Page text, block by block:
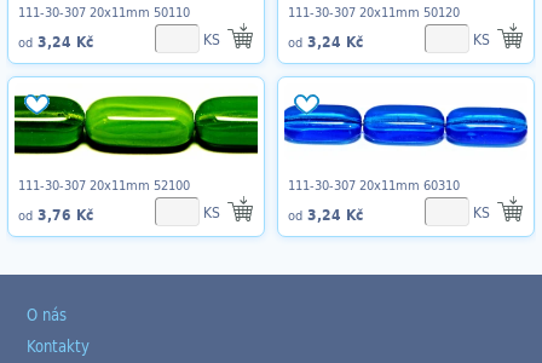
111-30-307 20x11mm 50110
od 3,24 Kč KS
111-30-307 20x11mm 50120
od 3,24 Kč KS
111-30-307 20x11mm 52100
od 3,76 Kč KS
111-30-307 20x11mm 60310
od 3,24 Kč KS
O nás
Kontakty